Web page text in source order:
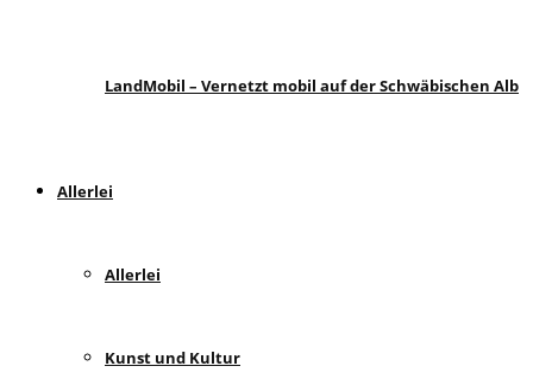
LandMobil – Vernetzt mobil auf der Schwäbischen Alb
Allerlei
Allerlei
Kunst und Kultur